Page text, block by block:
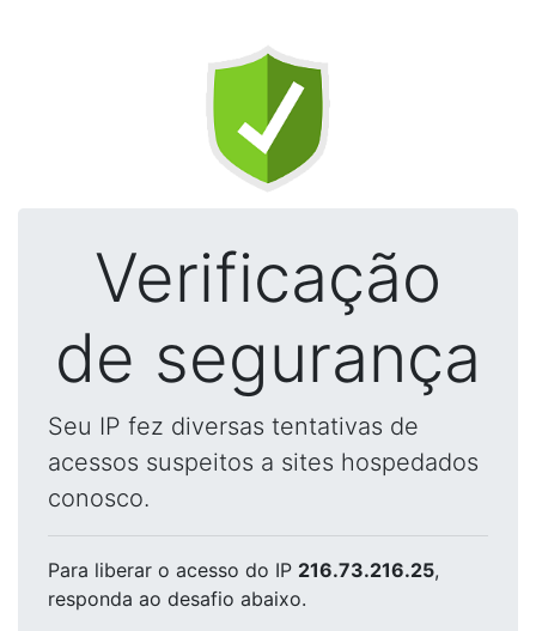
Verificação
de segurança
Seu IP fez diversas tentativas de
acessos suspeitos a sites hospedados
conosco.
Para liberar o acesso do IP 216.73.216.25,
responda ao desafio abaixo.